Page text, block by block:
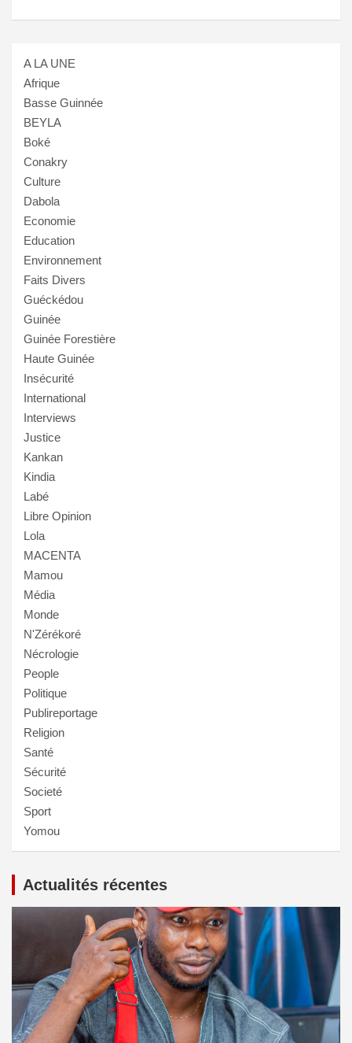
A LA UNE
Afrique
Basse Guinnée
BEYLA
Boké
Conakry
Culture
Dabola
Economie
Education
Environnement
Faits Divers
Guéckédou
Guinée
Guinée Forestière
Haute Guinée
Insécurité
International
Interviews
Justice
Kankan
Kindia
Labé
Libre Opinion
Lola
MACENTA
Mamou
Média
Monde
N'Zérékoré
Nécrologie
People
Politique
Publireportage
Religion
Santé
Sécurité
Societé
Sport
Yomou
Actualités récentes